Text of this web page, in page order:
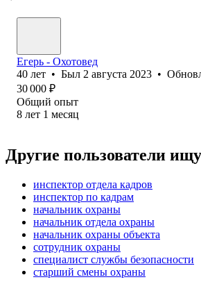
Егерь - Охотовед
40 лет • Был 2 августа 2023 •
30 000 ₽
Общий опыт
8 лет 1 месяц
Другие пользователи
инспектор отдела кадров
инспектор по кадрам
начальник охраны
начальник отдела охраны
начальник охраны объекта
сотрудник охраны
специалист службы безопасности
старший смены охраны